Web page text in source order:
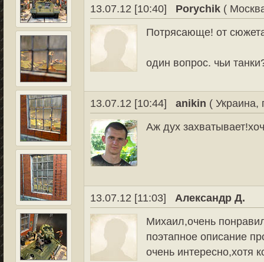
13.07.12 [10:40] Porychik (
Потрясающе! от
один вопрос. чьи
13.07.12 [10:44] anikin ( Украина,
Аж дух
13.07.12 [11:03]
Александр Д.
Михаил,очень
поэтапное описание
очень интересно,хотя